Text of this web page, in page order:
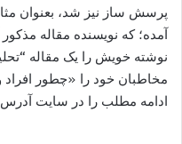
پرسش ساز نیز شد، بعنوان
آمده؛ که نویسنده مقاله
نوشته خویش را یک مقاله
مخاطبان خود را «چطور
ادامه مطلب را در سایت آدرس